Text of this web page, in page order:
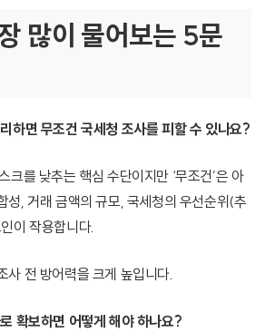
많이 물어보는 5문
하면 무조건 국세청 조사를 피할 수 있나요?
크를 낮추는 핵심 수단이지만 ‘무조건’은 아
성, 거래 금액의 규모, 국세청의 우선순위(추
이 작용합니다.
사 전 방어력을 크게 높입니다.
확보하면 어떻게 해야 하나요?